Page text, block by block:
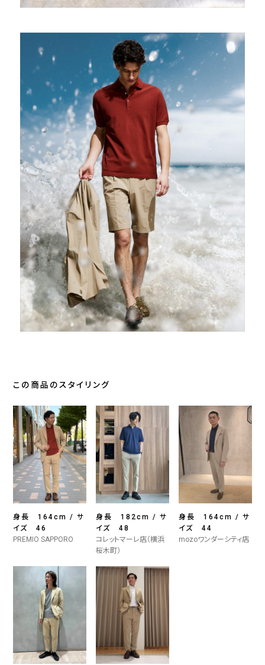
この商品のスタイリング
身長 164cm / サ
イズ 46
PREMIO SAPPORO
身長 182cm / サ
イズ 48
コレットマーレ店（横浜
桜木町）
身長 164cm / サ
イズ 44
mozoワンダーシティ店